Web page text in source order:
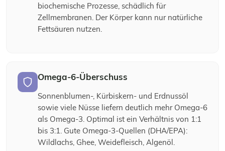
biochemische Prozesse, schädlich für
Zellmembranen. Der Körper kann nur natürliche
Fettsäuren nutzen.
Omega-6-Überschuss
Sonnenblumen-, Kürbiskern- und Erdnussöl
sowie viele Nüsse liefern deutlich mehr Omega-6
als Omega-3. Optimal ist ein Verhältnis von 1:1
bis 3:1. Gute Omega-3-Quellen (DHA/EPA):
Wildlachs, Ghee, Weidefleisch, Algenöl.